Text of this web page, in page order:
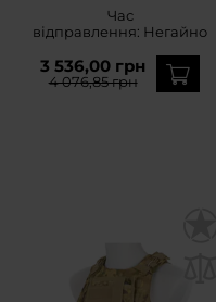
Час
відправлення: Негайно
3 536,00 грн
4 076,85 грн